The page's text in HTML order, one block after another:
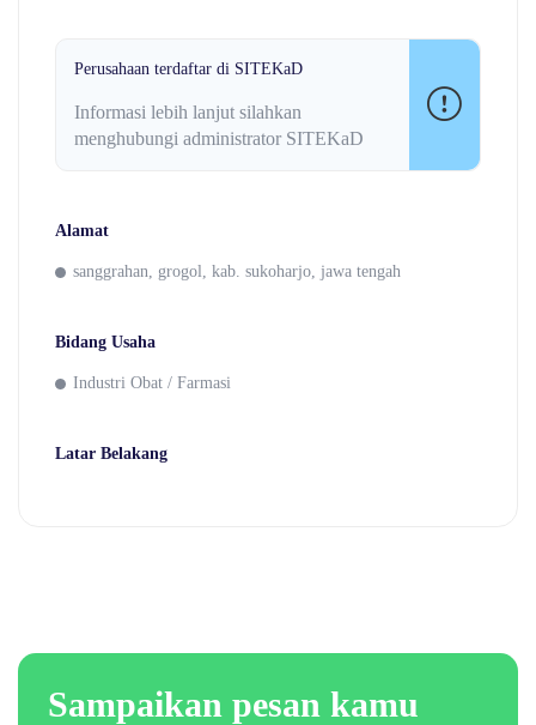
Perusahaan terdaftar di SITEKaD
Informasi lebih lanjut silahkan
menghubungi administrator SITEKaD
Alamat
sanggrahan, grogol, kab. sukoharjo, jawa tengah
Bidang Usaha
Industri Obat / Farmasi
Latar Belakang
Sampaikan pesan kamu